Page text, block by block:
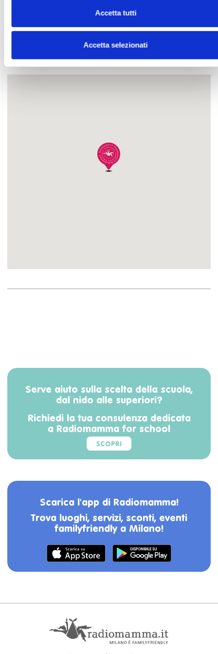
Accetta tutti
Accetta selezionati
Youtube
https://www.youtube.com/channel/
Serve aiuto sulla scelta della scuola,
dal nido alle superiori?
Richiedi la tua consulenza dedicata
a Radiomamma for school
SCOPRI
Scarica l'app di Radiomamma!
Trova luoghi, servizi, sconti, eventi
familyfriendly a Milano!